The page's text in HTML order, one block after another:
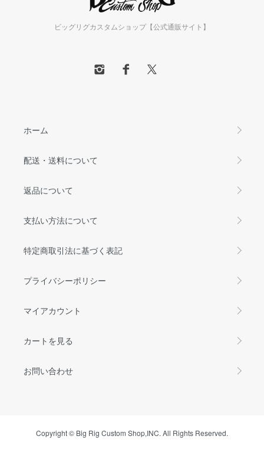
ビッグリグカスタムショップ【公式通販サイト】
ホーム
配送・送料について
返品について
支払い方法について
特定商取引法に基づく表記
プライバシーポリシー
マイアカウント
カートを見る
お問い合わせ
Copyright © Big Rig Custom Shop,INC. All Rights Reserved.